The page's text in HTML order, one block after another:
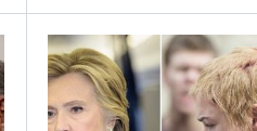
გადახედვა